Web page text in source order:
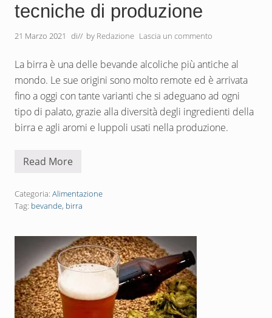
tecniche di produzione
21 Marzo 2021 di// by Redazione Lascia un commento
La birra è una delle bevande alcoliche più antiche al
mondo. Le sue origini sono molto remote ed è arrivata
fino a oggi con tante varianti che si adeguano ad ogni
tipo di palato, grazie alla diversità degli ingredienti della
birra e agli aromi e luppoli usati nella produzione.
I
r
e
e
n
t
i
d
e
l
l
a
Read More
Categoria: Alimentazione
Tag: bevande, birra